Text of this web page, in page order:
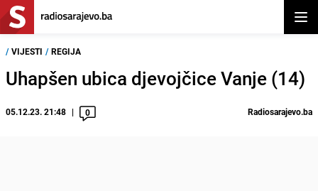
/ VIJESTI / REGIJA
Uhapšen ubica djevojčice Vanje (14)
05.12.23. 21:48 0 Radiosarajevo.ba